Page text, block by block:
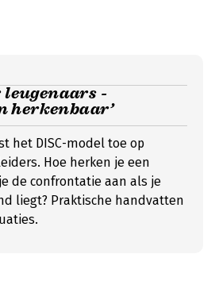
-
herkenbaar’
het DISC-model toe op
Hoe herken je een
de confrontatie aan als je
liegt? Praktische handvatten